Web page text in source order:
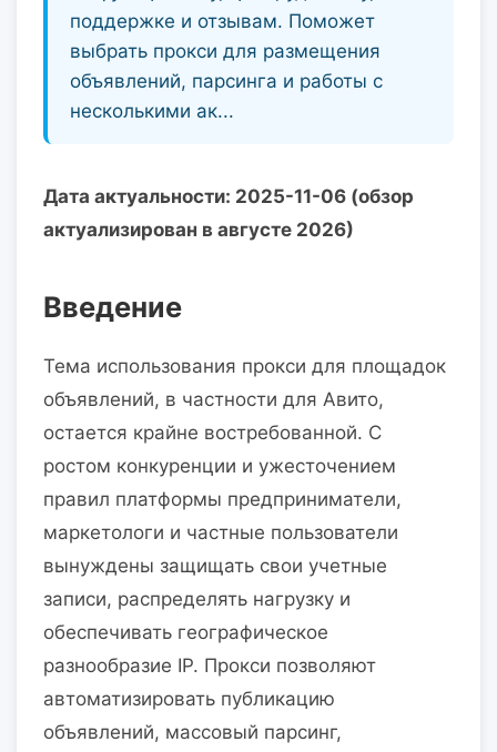
поддержке и отзывам. Поможет
выбрать прокси для размещения
объявлений, парсинга и работы с
несколькими ак...
Дата актуальности: 2025-11-06 (обзор
актуализирован в августе 2026)
Введение
Тема использования прокси для площадок
объявлений, в частности для Авито,
остается крайне востребованной. С
ростом конкуренции и ужесточением
правил платформы предприниматели,
маркетологи и частные пользователи
вынуждены защищать свои учетные
записи, распределять нагрузку и
обеспечивать географическое
разнообразие IP. Прокси позволяют
автоматизировать публикацию
объявлений, массовый парсинг,